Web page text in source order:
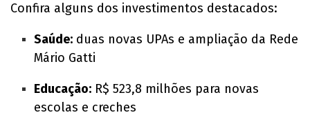
Confira alguns dos investimentos destacados:
Saúde: duas novas UPAs e ampliação da Rede
Mário Gatti
Educação: R$ 523,8 milhões para novas
escolas e creches